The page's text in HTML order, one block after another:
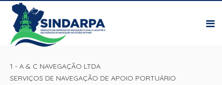
1 - A & C NAVEGAÇÃO LTDA
SERVIÇOS DE NAVEGAÇÃO DE APOIO PORTUÁRIO